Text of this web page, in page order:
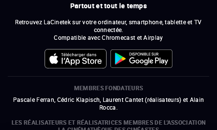
Partout et tout le temps
Retrouvez LaCinetek sur votre ordinateur, smartphone, tablette et TV
connectée.
Compatible avec Chromecast et Airplay
MEMBRES FONDATEURS
Pascale Ferran, Cédric Klapisch, Laurent Cantet (réalisateurs) et Alain
Rocca.
LES RÉALISATEURS ET RÉALISATRICES MEMBRES DE L'ASSOCIATION